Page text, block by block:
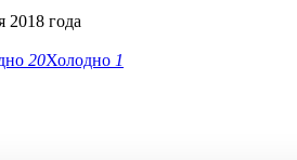
2018 года
20Холодно 1